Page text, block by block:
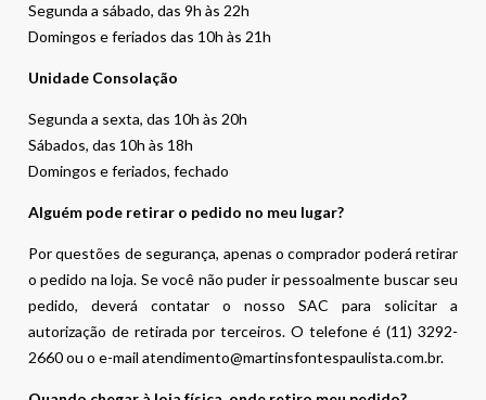
Segunda a sábado, das 9h às 22h
Domingos e feriados das 10h às 21h
Unidade Consolação
Segunda a sexta, das 10h às 20h
Sábados, das 10h às 18h
Domingos e feriados, fechado
Alguém pode retirar o pedido no meu lugar?
Por questões de segurança, apenas o comprador poderá retirar
o pedido na loja. Se você não puder ir pessoalmente buscar seu
pedido, deverá contatar o nosso SAC para solicitar a
autorização de retirada por terceiros. O telefone é (11) 3292-
2660 ou o e-mail atendimento@martinsfontespaulista.com.br.